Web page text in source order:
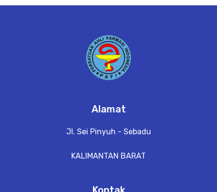
Alamat
Jl. Sei Pinyuh - Sebadu
KALIMANTAN BARAT